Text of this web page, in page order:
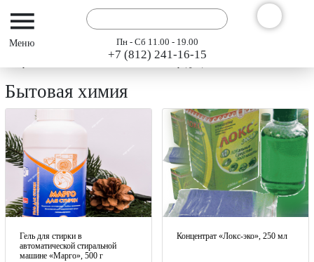
Пн - Сб 11.00 - 19.00
+7 (812) 241-16-15
Каталог продукции "АРГО" 2024
Бытовая химия
Гель для стирки в
автоматической стиральной
машине «Марго», 500 г
Концентрат «Локс-эко», 250 мл